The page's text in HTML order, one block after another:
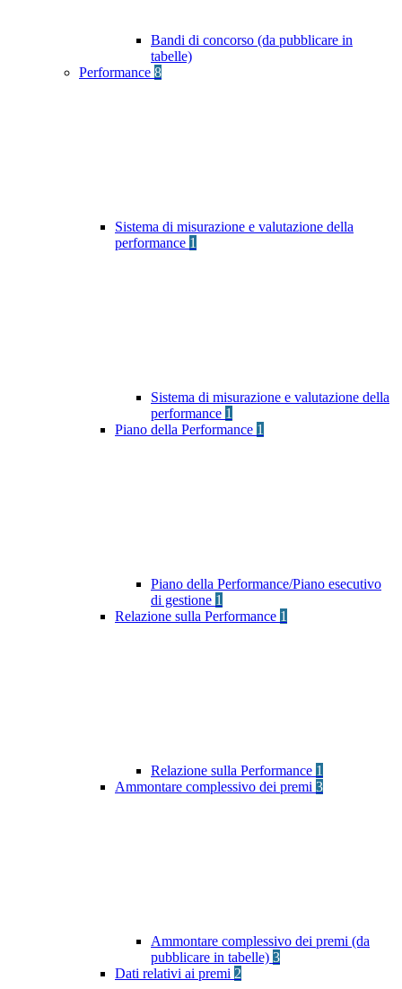
Bandi di concorso (da pubblicare in
tabelle)
Performance 8
Sistema di misurazione e valutazione della
performance 1
Sistema di misurazione e valutazione della
performance 1
Piano della Performance 1
Piano della Performance/Piano esecutivo
di gestione 1
Relazione sulla Performance 1
Relazione sulla Performance 1
Ammontare complessivo dei premi 3
Ammontare complessivo dei premi (da
pubblicare in tabelle) 3
Dati relativi ai premi 2